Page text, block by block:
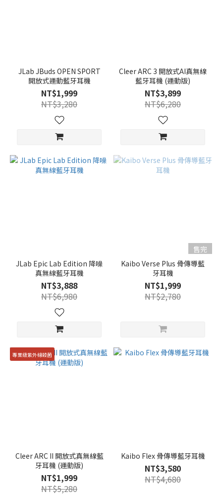
JLab JBuds OPEN SPORT
開放式運動藍牙耳機
NT$1,999
NT$3,280
Cleer ARC 3 開放式AI真無線
藍牙耳機 (運動版)
NT$3,899
NT$6,280
JLab Epic Lab Edition 降噪
真無線藍牙耳機
NT$3,888
NT$6,980
售完
Kaibo Verse Plus 骨傳導藍
牙耳機
NT$1,999
NT$2,780
專業級紫外線殺菌
Cleer ARC II 開放式真無線藍
牙耳機 (運動版)
NT$1,999
NT$5,280
Kaibo Flex 骨傳導藍牙耳機
NT$3,580
NT$4,680